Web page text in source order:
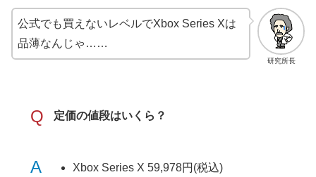
研究所長
公式でも買えないレベルでXbox Series Xは
品薄なんじゃ……
Q 定価の値段はいくら？
A
Xbox Series X 59,978円(税込)